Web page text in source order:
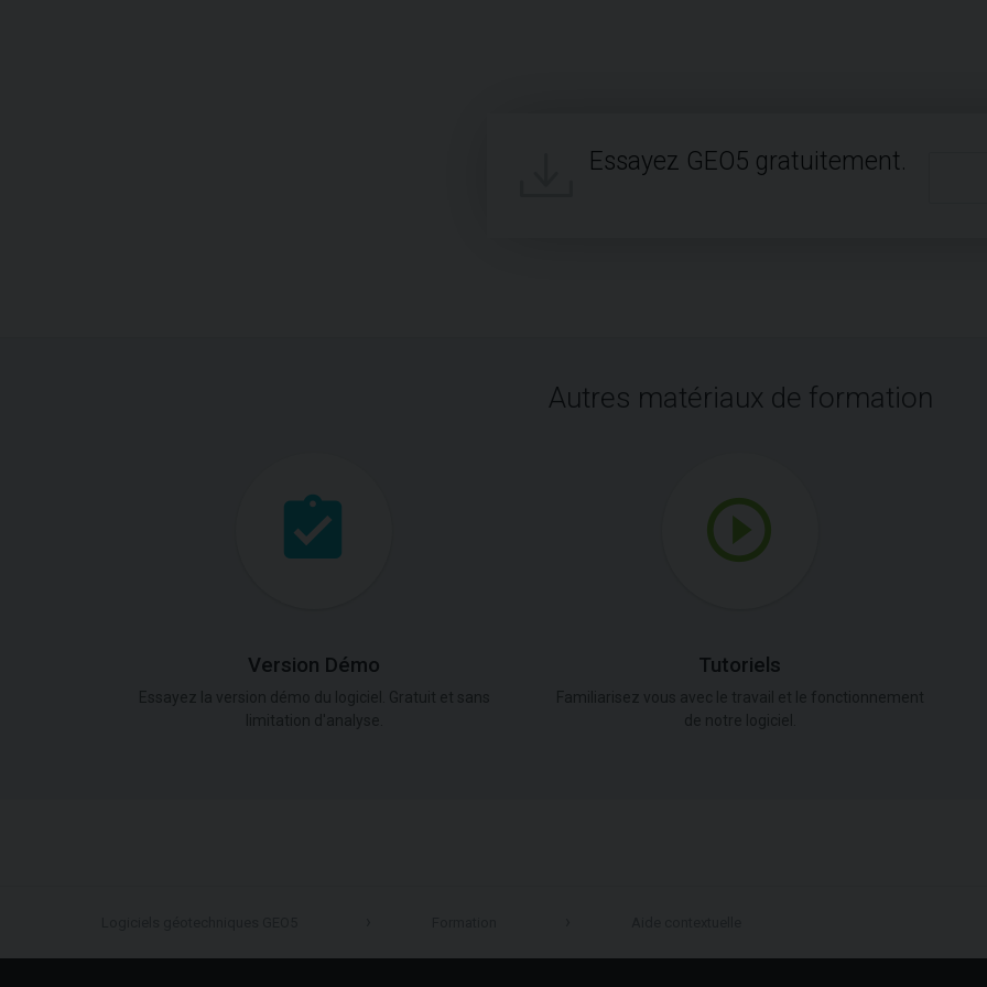
Essayez GEO5 gratuitement.
Autres matériaux de formation
Version Démo Tutoriels